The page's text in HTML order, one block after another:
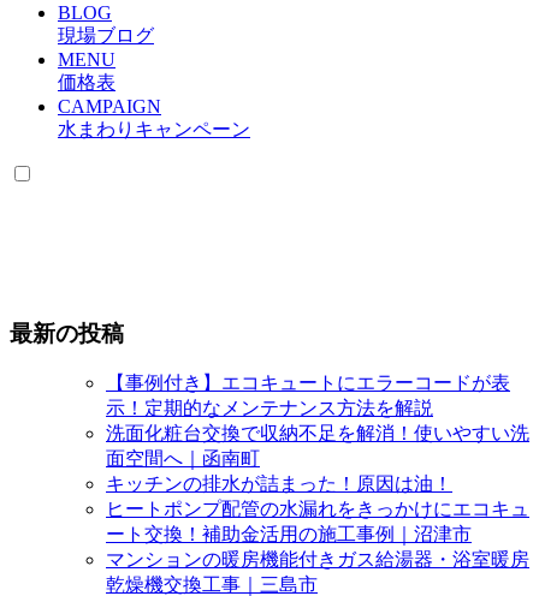
BLOG
現場ブログ
MENU
価格表
CAMPAIGN
水まわりキャンペーン
最新の投稿
【事例付き】エコキュートにエラーコードが表
示！定期的なメンテナンス方法を解説
洗面化粧台交換で収納不足を解消！使いやすい洗
面空間へ｜函南町
キッチンの排水が詰まった！原因は油！
ヒートポンプ配管の水漏れをきっかけにエコキュ
ート交換！補助金活用の施工事例｜沼津市
マンションの暖房機能付きガス給湯器・浴室暖房
乾燥機交換工事｜三島市